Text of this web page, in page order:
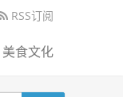
RSS订阅
美食文化